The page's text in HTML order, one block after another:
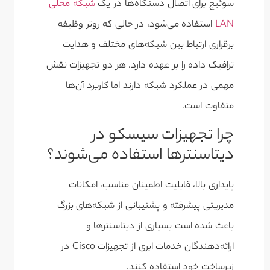
سوئیچ برای اتصال دستگاه‌ها در یکشبکه محلی
LAN استفاده می‌شود، در حالی که روتر وظیفه
برقراری ارتباط بین شبکه‌های مختلف و هدایت
ترافیک داده را بر عهده دارد. هر دو تجهیزات نقش
مهمی در عملکرد شبکه دارند اما کاربرد آن‌ها
متفاوت است.
چرا تجهیزات سیسکو در
دیتاسنترها استفاده می‌شوند؟
پایداری بالا، قابلیت اطمینان مناسب، امکانات
مدیریتی پیشرفته و پشتیبانی از شبکه‌های بزرگ
باعث شده است بسیاری از دیتاسنترها و
ارائه‌دهندگان خدمات ابری از تجهیزات Cisco در